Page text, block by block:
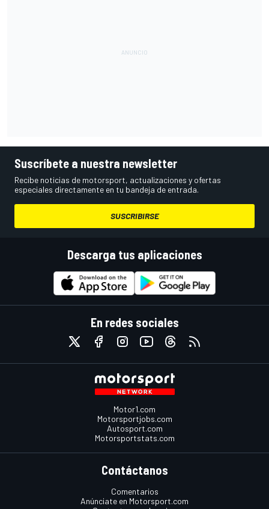
Suscríbete a nuestra newsletter
Recibe noticias de motorsport, actualizaciones y ofertas
especiales directamente en tu bandeja de entrada.
SUSCRIBIRSE
Descarga tus aplicaciones
En redes sociales
Motor1.com
Motorsportjobs.com
Autosport.com
Motorsportstats.com
Contáctanos
Comentarios
Anúnciate en Motorsport.com